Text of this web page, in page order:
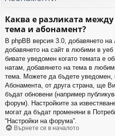
Каква е разликата
тема и абонамент?
В phpBB версия 3.0, добавянето
добавянето на сайт в любими в
бивате уведомен когато темата е
натам, добавянето на тема в
тема. Можете да бъдете уведомен,
Абонамента, от друга страна, ще
бъдат обновени (например
форум). Настройките за
могат да бъдат променяни в
“Настройки на форума”.
Върнете се в началото